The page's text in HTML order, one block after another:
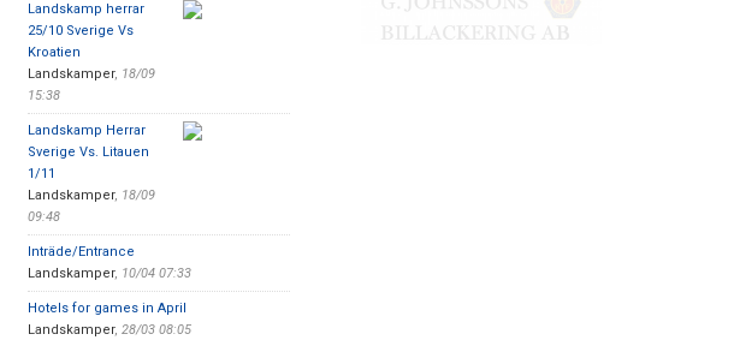
Landskamp herrar
25/10 Sverige Vs
Kroatien
Landskamper, 18/09
15:38
Landskamp Herrar
Sverige Vs. Litauen
1/11
Landskamper, 18/09
09:48
Inträde/Entrance
Landskamper, 10/04 07:33
Hotels for games in April
Landskamper, 28/03 08:05